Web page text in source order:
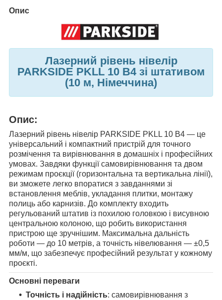
Опис
Лазерний рівень нівелір
PARKSIDE PKLL 10 B4 зі штативом
(10 м, Німеччина)
Опис:
Лазерний рівень нівелір PARKSIDE PKLL 10 B4 — це
універсальний і компактний пристрій для точного
розмічення та вирівнювання в домашніх і професійних
умовах. Завдяки функції самовирівнювання та двом
режимам проєкції (горизонтальна та вертикальна лінії),
ви зможете легко впоратися з завданнями зі
встановлення меблів, укладання плитки, монтажу
полиць або карнизів. До комплекту входить
регульований штатив із похилою головкою і висувною
центральною колоною, що робить використання
пристрою ще зручнішим. Максимальна дальність
роботи — до 10 метрів, а точність нівелювання — ±0,5
мм/м, що забезпечує професійний результат у кожному
проєкті.
Основні переваги
Точність і надійність: самовирівнювання з